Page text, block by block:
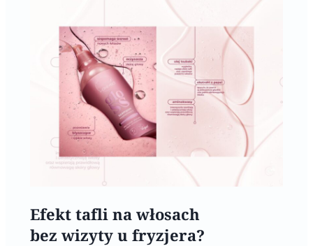
Efekt tafli na włosach
bez wizyty u fryzjera?